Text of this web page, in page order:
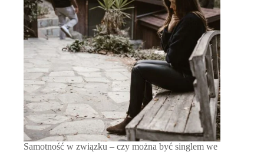
Samotność w związku – czy można być singlem we